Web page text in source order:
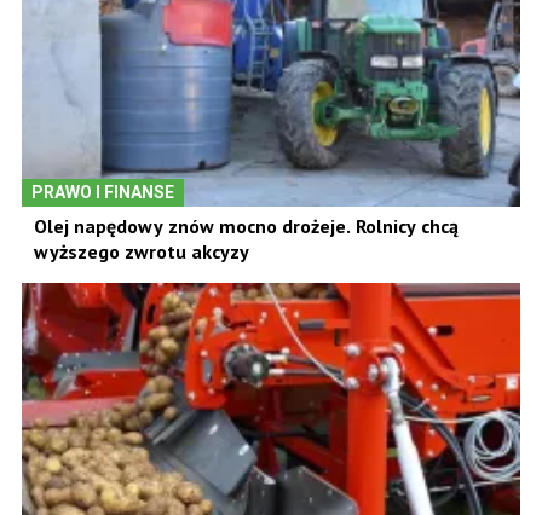
PRAWO I FINANSE
Olej napędowy znów mocno drożeje. Rolnicy chcą
wyższego zwrotu akcyzy